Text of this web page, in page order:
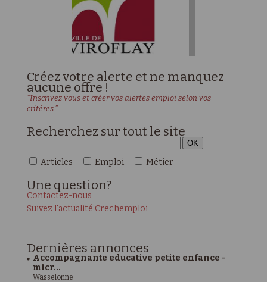
Créez votre alerte et ne manquez
aucune offre !
"Inscrivez vous et créer vos alertes emploi selon vos
critères."
Recherchez sur tout le site
Articles Emploi Métier
Une question?
Contactez-nous
Suivez l'actualité Crechemploi
Dernières annonces
Accompagnante educative petite enfance -
micr...
Wasselonne